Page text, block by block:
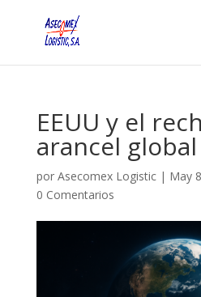
EEUU y el
arancel
por Asecomex Logistic| May
0 Comentarios